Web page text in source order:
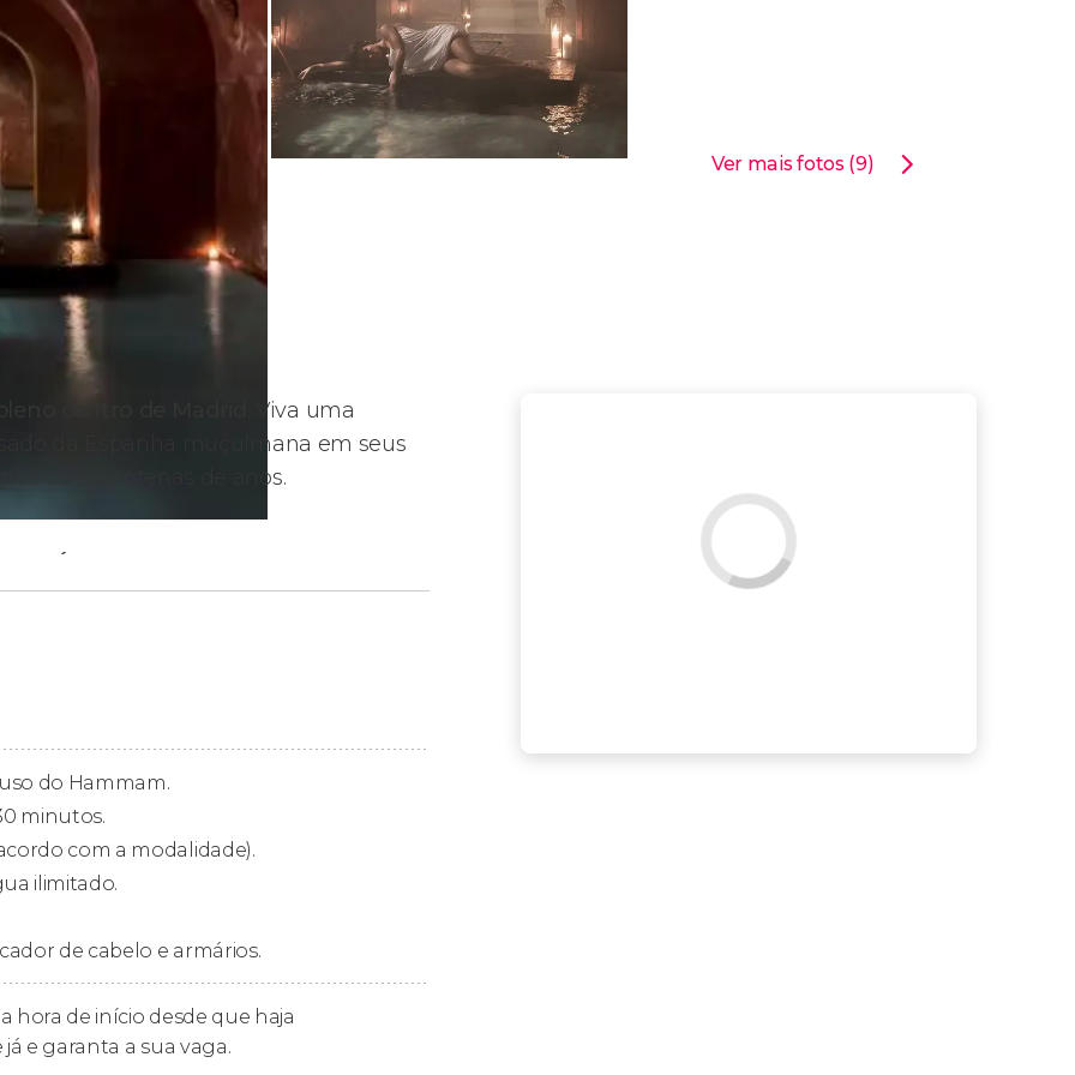
Ver mais fotos (9)
centro de Madrid
. Viva uma
da Espanha muçulmana em seus
com centenas de anos.
dura
vapores aromáticos se encarregarão de
esta relaxante experiência, sob o
um chá de hortelã.
óleos essenciais que deixam a pele suave
sensação de bem-estar. Você pode
do Hammam.
minutos.
com a modalidade).
ilimitado.
de cabelo e armários.
hora de início desde que haja
e garanta a sua vaga.